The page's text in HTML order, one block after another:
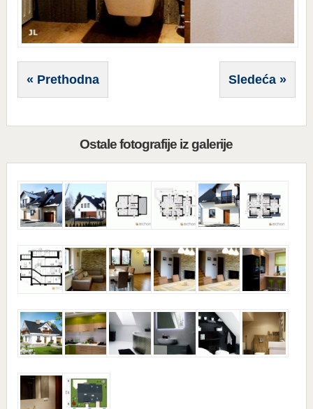
« Prethodna Sledeća »
Ostale fotografije iz galerije